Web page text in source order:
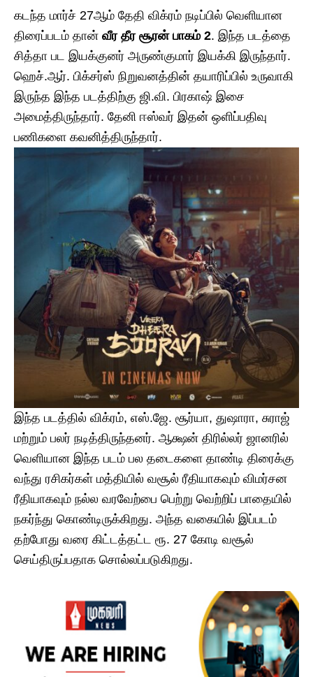
கடந்த மார்ச் 27ஆம் தேதி விக்ரம் நடிப்பில் வெளியான
திரைப்படம் தான் வீர தீர சூரன் பாகம் 2. இந்த படத்தை
சித்தா பட இயக்குனர் அருண்குமார் இயக்கி இருந்தார்.
ஹெச்.ஆர். பிக்சர்ஸ் நிறுவனத்தின் தயாரிப்பில் உருவாகி
இருந்த இந்த படத்திற்கு ஜி.வி. பிரகாஷ் இசை
அமைத்திருந்தார். தேனி ஈஸ்வர் இதன் ஒளிப்பதிவு
பணிகளை கவனித்திருந்தார்.
இந்த படத்தில் விக்ரம், எஸ்.ஜே. சூர்யா, துஷாரா, சுராஜ்
மற்றும் பலர் நடித்திருந்தனர். ஆக்ஷன் திரில்லர் ஜானரில்
வெளியான இந்த படம் பல தடைகளை தாண்டி திரைக்கு
வந்து ரசிகர்கள் மத்தியில் வசூல் ரீதியாகவும் விமர்சன
ரீதியாகவும் நல்ல வரவேற்பை பெற்று வெற்றிப் பாதையில்
நகர்ந்து கொண்டிருக்கிறது. அந்த வகையில் இப்படம்
தற்போது வரை கிட்டத்தட்ட ரூ. 27 கோடி வசூல்
செய்திருப்பதாக சொல்லப்படுகிறது.